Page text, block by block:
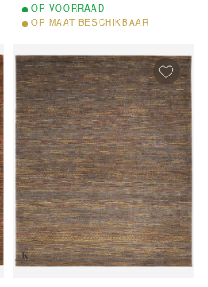
OP VOORRAAD
OP MAAT BESCHIKBAAR